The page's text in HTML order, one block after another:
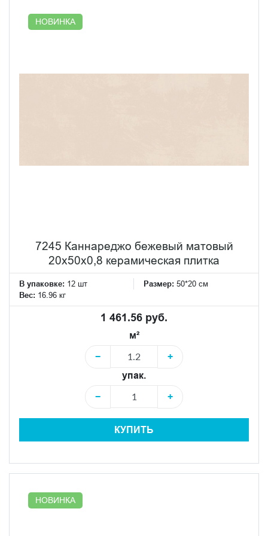
полное красоты и элегантности.
НОВИНКА
7245 Каннареджо бежевый матовый
20x50x0,8 керамическая плитка
В упаковке: 12 шт Размер: 50*20 см
Вес: 16.96 кг
1 461.56 руб.
м²
−
+
упак.
−
+
КУПИТЬ
НОВИНКА